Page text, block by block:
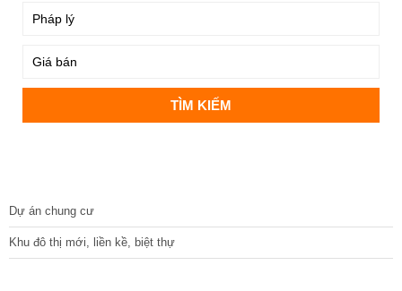
Dự án chung cư
Khu đô thị mới, liền kề, biệt thự